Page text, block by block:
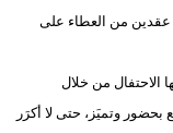
عقدين من العطاء على
الاحتفال من خلال
بحضور وتميَز، حتى لا أكرَر